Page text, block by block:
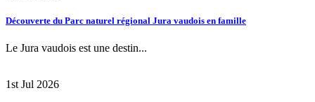
Découverte du Parc naturel régional Jura vaudois en famille
Le Jura vaudois est une destin...
1st Jul 2026